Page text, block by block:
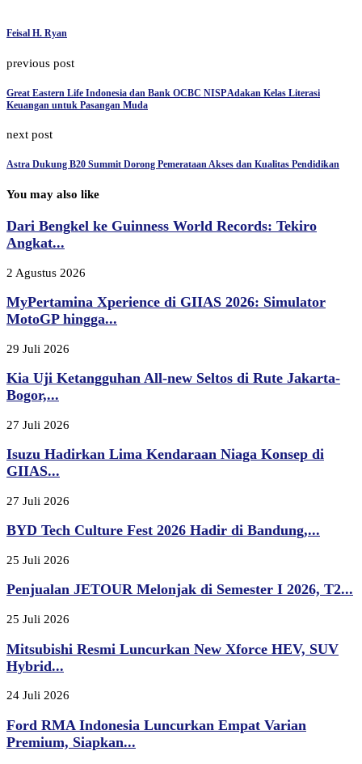
Feisal H. Ryan
previous post
Great Eastern Life Indonesia dan Bank OCBC NISP Adakan Kelas Literasi
Keuangan untuk Pasangan Muda
next post
Astra Dukung B20 Summit Dorong Pemerataan Akses dan Kualitas Pendidikan
You may also like
Dari Bengkel ke Guinness World Records: Tekiro
Angkat...
2 Agustus 2026
MyPertamina Xperience di GIIAS 2026: Simulator
MotoGP hingga...
29 Juli 2026
Kia Uji Ketangguhan All-new Seltos di Rute Jakarta-
Bogor,...
27 Juli 2026
Isuzu Hadirkan Lima Kendaraan Niaga Konsep di
GIIAS...
27 Juli 2026
BYD Tech Culture Fest 2026 Hadir di Bandung,...
25 Juli 2026
Penjualan JETOUR Melonjak di Semester I 2026, T2...
25 Juli 2026
Mitsubishi Resmi Luncurkan New Xforce HEV, SUV
Hybrid...
24 Juli 2026
Ford RMA Indonesia Luncurkan Empat Varian
Premium, Siapkan...